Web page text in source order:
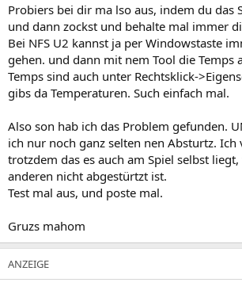
Probiers bei dir ma lso aus, indem du das
und dann zockst und behalte mal immer
Bei NFS U2 kannst ja per Windowstaste
gehen. und dann mit nem Tool die Temps
Temps sind auch unter Rechtsklick-
gibs da Temperaturen. Such einfach mal.
Also son hab ich das Problem gefunden.
ich nur noch ganz selten nen Absturtz. Ich
trotzdem das es auch am Spiel selbst
anderen nicht abgestürtzt ist.
Test mal aus, und poste mal.
Gruzs mahom